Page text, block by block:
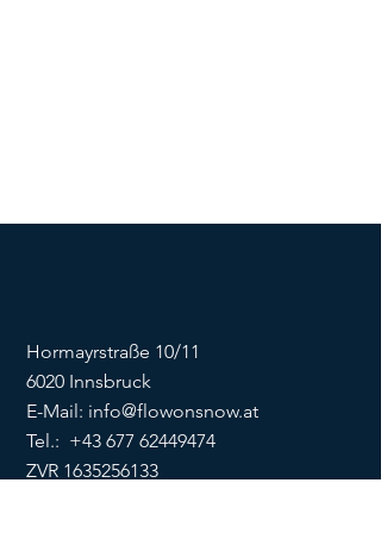
Hormayrstraße 10/11
6020 Innsbruck
E-Mail: info@flowonsnow.at
Tel.: +43 677 62449474
ZVR 1635256133